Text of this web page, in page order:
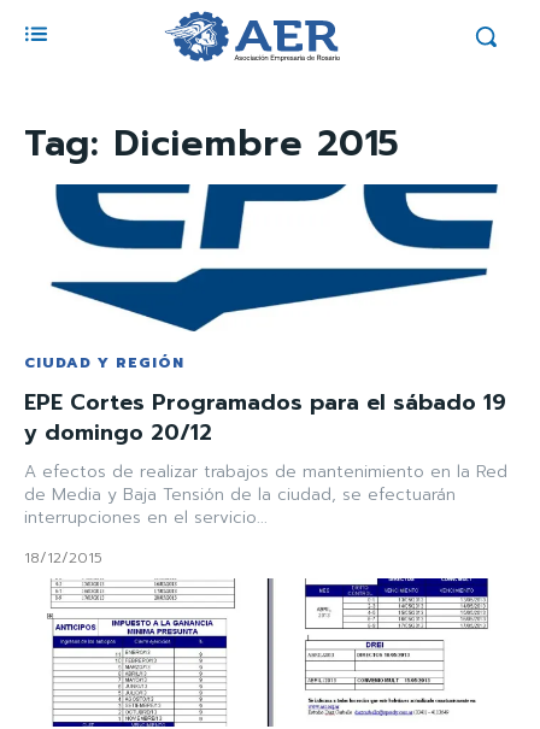
Tag: Diciembre 2015
CIUDAD Y REGIÓN
EPE Cortes Programados para el sábado 19
y domingo 20/12
A efectos de realizar trabajos de mantenimiento en la Red
de Media y Baja Tensión de la ciudad, se efectuarán
interrupciones en el servicio...
18/12/2015